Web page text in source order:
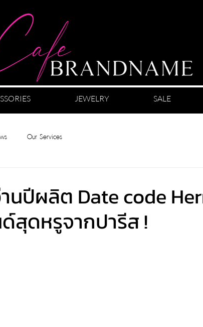
JEWELRY SALE
Our Services
นปีผลิต Date code
สุดหรูจากปารีส !